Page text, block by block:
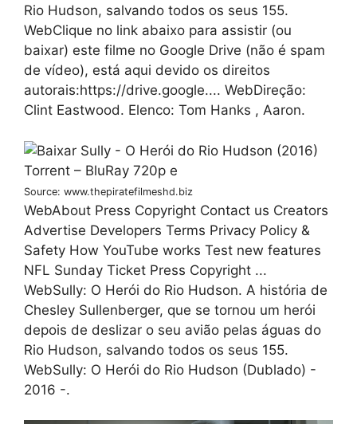
Rio Hudson, salvando todos os seus 155.
WebClique no link abaixo para assistir (ou
baixar) este filme no Google Drive (não é spam
de vídeo), está aqui devido os direitos
autorais:https://drive.google.... WebDireção:
Clint Eastwood. Elenco: Tom Hanks , Aaron.
Source: www.thepiratefilmeshd.biz
WebAbout Press Copyright Contact us Creators
Advertise Developers Terms Privacy Policy &
Safety How YouTube works Test new features
NFL Sunday Ticket Press Copyright ...
WebSully: O Herói do Rio Hudson. A história de
Chesley Sullenberger, que se tornou um herói
depois de deslizar o seu avião pelas águas do
Rio Hudson, salvando todos os seus 155.
WebSully: O Herói do Rio Hudson (Dublado) -
2016 -.